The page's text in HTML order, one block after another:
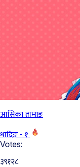
आसिका तामाङ
धादिङ - १
Votes:
३९१२८